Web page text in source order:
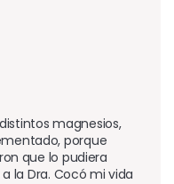
magnesios,
porque
que lo pudiera
la Dra. Cocó mi vida